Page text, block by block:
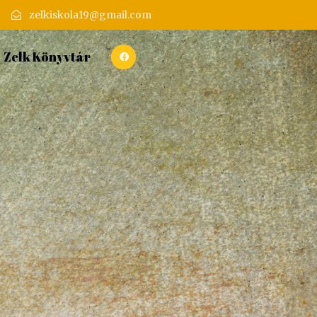
zelkiskola19@gmail.com
Zelk Könyvtár